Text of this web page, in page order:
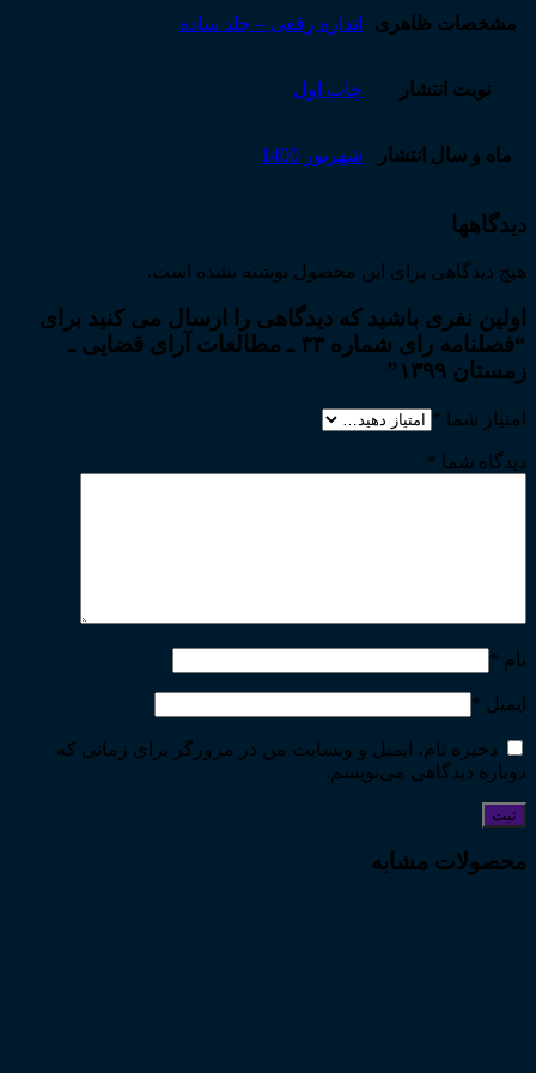
مشخصات ظاهری اندازه رقعی – جلد ساده
نوبت انتشار چاپ اول
ماه و سال انتشار شهریور 1400
دیدگاهها
هیچ دیدگاهی برای این محصول نوشته نشده است.
اولین نفری باشید که دیدگاهی را ارسال می کنید برای
“فصلنامه رای شماره ۳۳ ـ مطالعات آرای قضایی ـ
زمستان ۱۳۹۹”
امتیاز شما *
دیدگاه شما *
نام *
ایمیل *
ذخیره نام، ایمیل و وبسایت من در مرورگر برای زمانی که
دوباره دیدگاهی می‌نویسم.
محصولات مشابه